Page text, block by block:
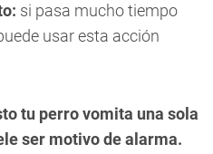
si pasa mucho tiempo
usar esta acción
tu perro vomita una sola
ser motivo de alarma.